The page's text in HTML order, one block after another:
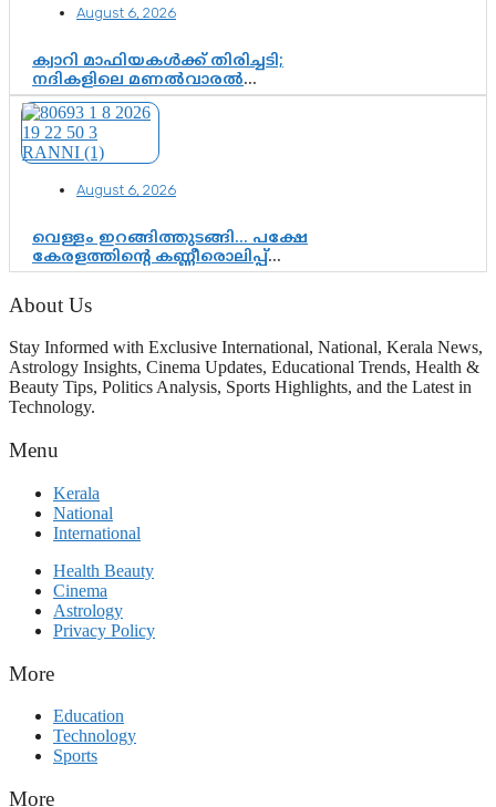
വിവരങ്ങൾ?”
August 6, 2026
ക്വാറി മാഫിയകൾക്ക് തിരിച്ചടി;
നദികളിലെ മണൽവാരൽ
പുനരാരംഭിക്കാൻ വി.ഡി. സർക്കാർ
തീരുമാനം
August 6, 2026
വെള്ളം ഇറങ്ങിത്തുടങ്ങി… പക്ഷേ
കേരളത്തിന്റെ കണ്ണീരൊലിപ്പ്
എന്നവസാനിക്കും?
About Us
Stay Informed with Exclusive International, National, Kerala News,
Astrology Insights, Cinema Updates, Educational Trends, Health &
Beauty Tips, Politics Analysis, Sports Highlights, and the Latest in
Technology.
Menu
Kerala
National
International
Health Beauty
Cinema
Astrology
Privacy Policy
More
Education
Technology
Sports
More